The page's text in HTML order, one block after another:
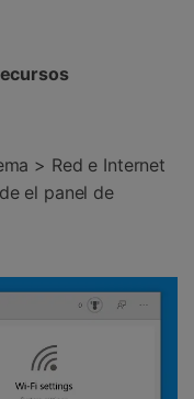
> Red e Internet
el panel de